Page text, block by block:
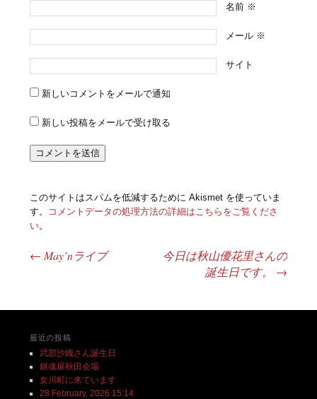
名前 ※
メール ※
サイト
新しいコメントをメールで通知
新しい投稿をメールで受け取る
このサイトはスパムを低減するために Akismet を使っていま
す。
コメントデータの処理方法の詳細はこちらをご覧くださ
い。
投稿ナビゲーション
← May’nライブ
今日は秋山優花里さんの
誕生日です。 →
最近の投稿
武部沙織さん誕生日
銀魂展秋田会場
女川町に来ています
28 February, 2026 15:14